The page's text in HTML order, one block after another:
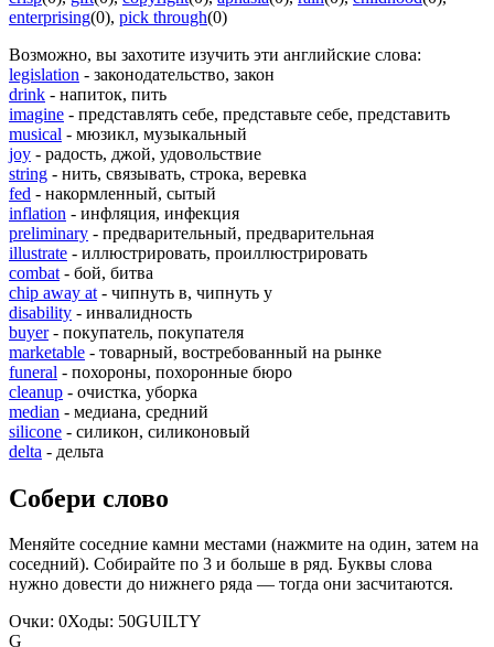
enterprising(0), pick through(0)
Возможно, вы захотите изучить эти английские слова:
legislation - законодательство, закон
drink - напиток, пить
imagine - представлять себе, представьте себе, представить
musical - мюзикл, музыкальный
joy - радость, джой, удовольствие
string - нить, связывать, строка, веревка
fed - накормленный, сытый
inflation - инфляция, инфекция
preliminary - предварительный, предварительная
illustrate - иллюстрировать, проиллюстрировать
combat - бой, битва
chip away at - чипнуть в, чипнуть у
disability - инвалидность
buyer- покупатель, покупателя
marketable - товарный, востребованный на рынке
funeral - похороны, похоронные бюро
cleanup - очистка, уборка
median - медиана, средний
silicone - силикон, силиконовый
delta - дельта
Собери слово
Меняйте соседние камни местами (нажмите на один, затем на
соседний). Собирайте по 3 и больше в ряд. Буквы слова
нужно довести до нижнего ряда — тогда они засчитаются.
Очки: 0Ходы: 50GUILTY
G